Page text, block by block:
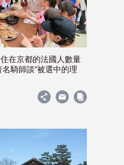
在京都的法國人數量
騎師談“被選中的理